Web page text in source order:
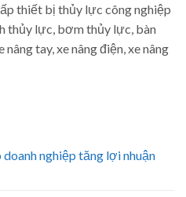
thiết bị thủy lực công nghiệp
thủy lực, bơm thủy lực, bàn
tay, xe nâng điện, xe nâng
doanh nghiệp tăng lợi nhuận